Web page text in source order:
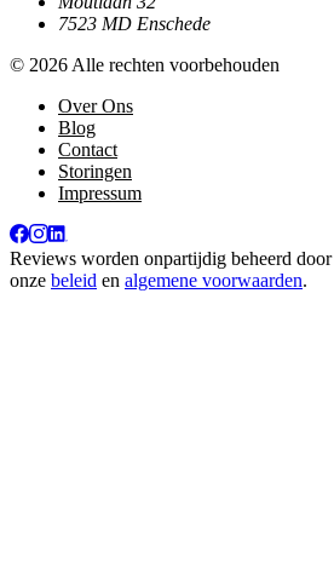
7523 MD Enschede
© 2026 Alle rechten voorbehouden
Over Ons
Blog
Contact
Storingen
Impressum
Reviews worden onpartijdig beheerd door
onze beleid en algemene voorwaarden.